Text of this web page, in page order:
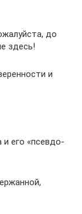
до
здесь!
и
и его «псевдо-